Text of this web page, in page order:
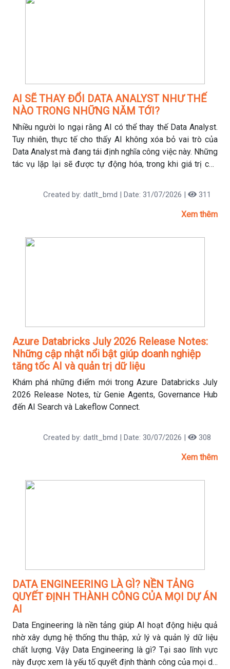
AI SẼ THAY ĐỔI DATA ANALYST NHƯ THẾ
NÀO TRONG NHỮNG NĂM TỚI?
Nhiều người lo ngại rằng AI có thể thay thế Data Analyst.
Tuy nhiên, thực tế cho thấy AI không xóa bỏ vai trò của
Data Analyst mà đang tái định nghĩa công việc này. Những
tác vụ lặp lại sẽ được tự động hóa, trong khi giá trị của
vụ và hỗ trợ ra quyết định. Trong bài viết này, hãy cùng tìm
hiểu AI đang tác động đến nghề Data Analyst như thế nào
và đâu là những kỹ năng cần chuẩn bị để không bị bỏ lại
Created by: datlt_bmd | Date: 31/07/2026 | 311
Xem thêm
Azure Databricks July 2026 Release Notes:
Những cập nhật nổi bật giúp doanh nghiệp
tăng tốc AI và quản trị dữ liệu
Khám phá những điểm mới trong Azure Databricks July
2026 Release Notes, từ Genie Agents, Governance Hub
đến AI Search và Lakeflow Connect.
Created by: datlt_bmd | Date: 30/07/2026 | 308
Xem thêm
DATA ENGINEERING LÀ GÌ? NỀN TẢNG
QUYẾT ĐỊNH THÀNH CÔNG CỦA MỌI DỰ ÁN
AI
Data Engineering là nền tảng giúp AI hoạt động hiệu quả
nhờ xây dựng hệ thống thu thập, xử lý và quản lý dữ liệu
chất lượng. Vậy Data Engineering là gì? Tại sao lĩnh vực
này được xem là yếu tố quyết định thành công của mọi dự